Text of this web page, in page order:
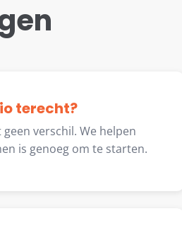
terecht?
verschil. We helpen
is genoeg om te starten.